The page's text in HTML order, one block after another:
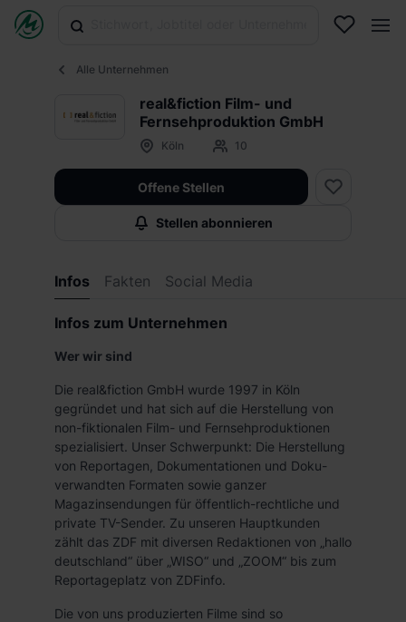
Alle Unternehmen
real&fiction Film- und
Fernsehproduktion GmbH
Köln 10
Offene Stellen
Stellen abonnieren
Infos Fakten Social Media
Infos zum Unternehmen
Wer wir sind
Die real&fiction GmbH wurde 1997 in Köln
gegründet und hat sich auf die Herstellung von
non-fiktionalen Film- und Fernsehproduktionen
spezialisiert. Unser Schwerpunkt: Die Herstellung
von Reportagen, Dokumentationen und Doku-
verwandten Formaten sowie ganzer
Magazinsendungen für öffentlich-rechtliche und
private TV-Sender. Zu unseren Hauptkunden
zählt das ZDF mit diversen Redaktionen von „hallo
deutschland“ über „WISO“ und „ZOOM“ bis zum
Reportageplatz von ZDFinfo.
Die von uns produzierten Filme sind so